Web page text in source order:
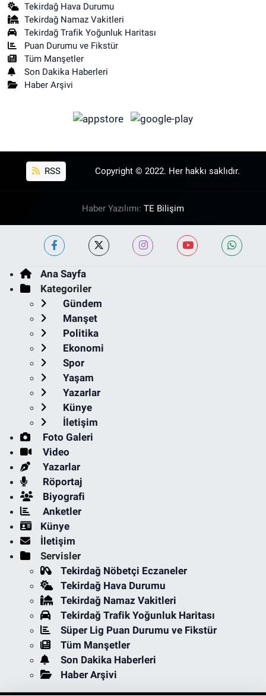
Tekirdağ Hava Durumu
Tekirdağ Namaz Vakitleri
Tekirdağ Trafik Yoğunluk Haritası
Puan Durumu ve Fikstür
Tüm Manşetler
Son Dakika Haberleri
Haber Arşivi
RSS Copyright © 2022. Her hakkı saklıdır.
Haber Yazılımı: TE Bilişim
Ana Sayfa
Kategoriler
Gündem
Manşet
Politika
Ekonomi
Spor
Yaşam
Yazarlar
Künye
İletişim
Foto Galeri
Video
Yazarlar
Röportaj
Biyografi
Anketler
Künye
İletişim
Servisler
Tekirdağ Nöbetçi Eczaneler
Tekirdağ Hava Durumu
Tekirdağ Namaz Vakitleri
Tekirdağ Trafik Yoğunluk Haritası
Süper Lig Puan Durumu ve Fikstür
Tüm Manşetler
Son Dakika Haberleri
Haber Arşivi